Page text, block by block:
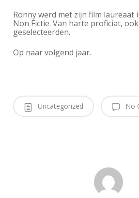
Ronny werd met zijn film laureaat
Non Fictie. Van harte proficiat,
geselecteerden.
Op naar volgend jaar.
Uncategorized No